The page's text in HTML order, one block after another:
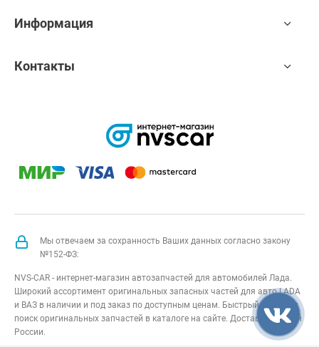
Информация
Контакты
Мы отвечаем за сохранность Ваших данных согласно закону
№152-ФЗ:
NVS-CAR - интернет-магазин автозапчастей для автомобилей Лада.
Широкий ассортимент оригинальных запасных частей для авто LADA
и ВАЗ в наличии и под заказ по доступным ценам. Быстрый подбор и
поиск оригинальных запчастей в каталоге на сайте. Доставка по всей
России.